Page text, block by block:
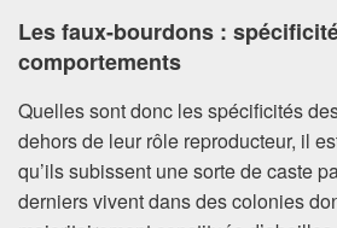
Les faux-bourdons :
comportements
Quelles sont donc les spécificités
dehors de leur rôle reproducteur, il
qu’ils subissent une sorte de caste
derniers vivent dans des colonies